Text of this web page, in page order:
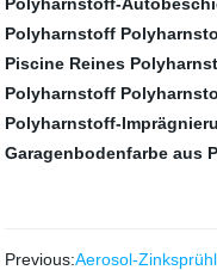
Polyharnstoff
Piscine Reines
Polyharnstoff
Polyharnstoff-
Garagenbodenfarbe aus
Previous:Aerosol-